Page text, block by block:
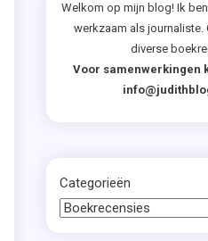
Welkom op mijn blog! Ik
werkzaam als journaliste.
diverse
Voor samenwerkingen
Categorieën